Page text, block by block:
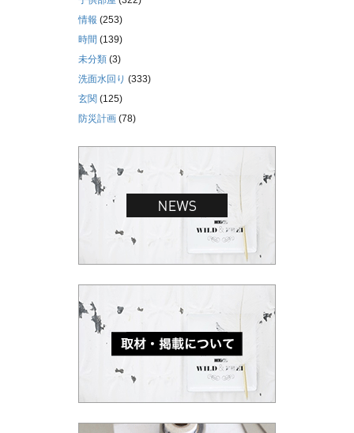
情報 (253)
時間 (139)
未分類 (3)
洗面水回り (333)
玄関 (125)
防災計画 (78)